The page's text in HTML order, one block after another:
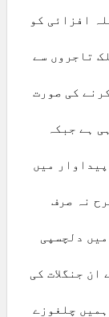
افزائی کو
تاجروں سے
کی صورت
ہے جبکہ
میں
نہ صرف
دلچسپی
جنگلات کی
چلغوزے